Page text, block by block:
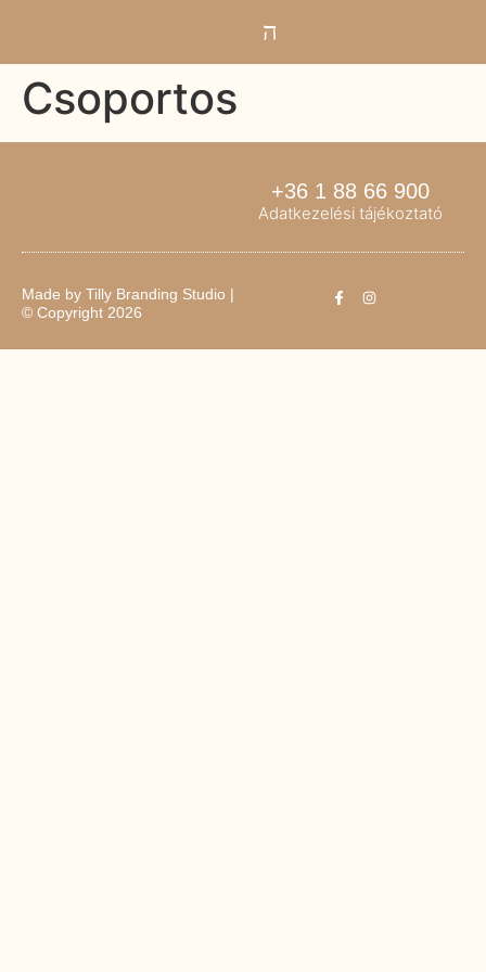
Csoportos
+36 1 88 66 900
Adatkezelési tájékoztató
Made by Tilly Branding Studio |
© Copyright 2026